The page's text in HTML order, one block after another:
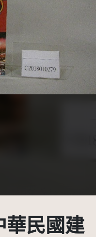
公開瀏覽
華民國建